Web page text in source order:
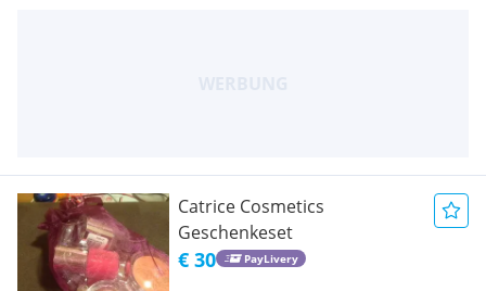
Catrice Cosmetics
Geschenkeset
€ 30 PayLivery